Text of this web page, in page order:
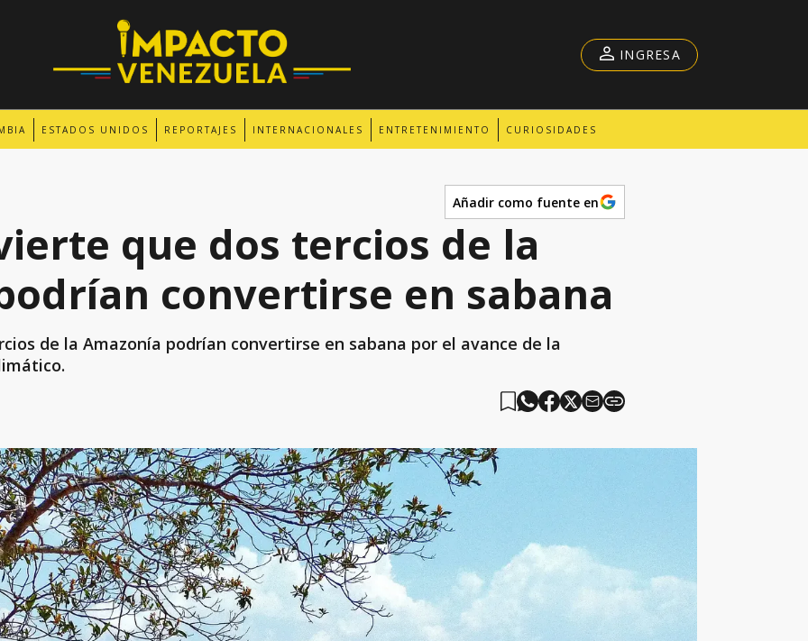
ESTADOS UNIDOS REPORTAJES INTERNACIONALES ENTRETENIMIENTO CURIOSIDADES
INGRESA
Añadir como fuente en
que dos tercios de la
convertirse en sabana
de la Amazonía podrían convertirse en sabana por el avance de la